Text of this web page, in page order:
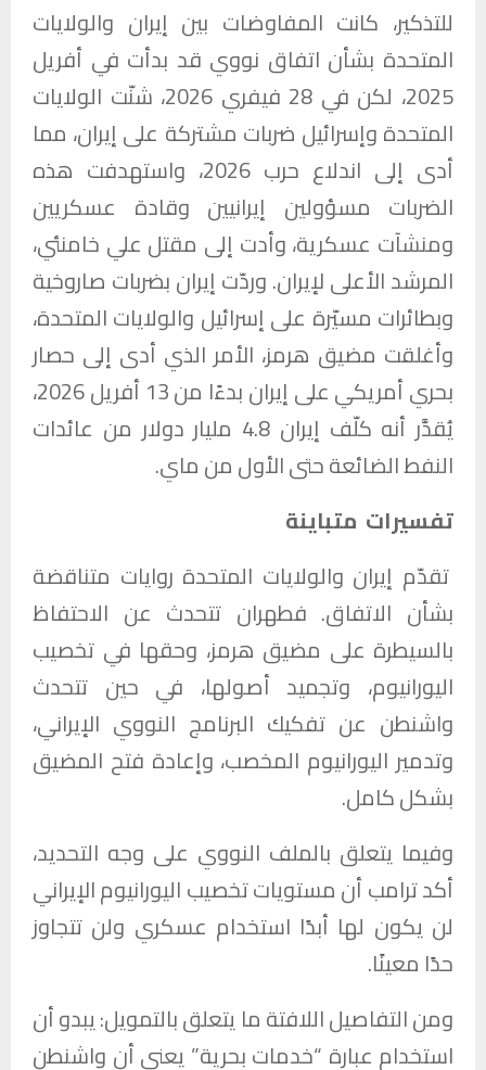
للتذكير، كانت المفاوضات بين إيران والولايات
المتحدة بشأن اتفاق نووي قد بدأت في أفريل
2025، لكن في 28 فيفري 2026، شنّت الولايات
المتحدة وإسرائيل ضربات مشتركة على إيران، مما
أدى إلى اندلاع حرب 2026، واستهدفت هذه
الضربات مسؤولين إيرانيين وقادة عسكريين
ومنشآت عسكرية، وأدت إلى مقتل علي خامنئي،
المرشد الأعلى لإيران. وردّت إيران بضربات صاروخية
وبطائرات مسيّرة على إسرائيل والولايات المتحدة،
وأغلقت مضيق هرمز، الأمر الذي أدى إلى حصار
بحري أمريكي على إيران بدءًا من 13 أفريل 2026،
يُقدَّر أنه كلّف إيران 4.8 مليار دولار من عائدات
النفط الضائعة حتى الأول من ماي.
تفسيرات متباينة
تقدّم إيران والولايات المتحدة روايات متناقضة
بشأن الاتفاق. فطهران تتحدث عن الاحتفاظ
بالسيطرة على مضيق هرمز، وحقها في تخصيب
اليورانيوم، وتجميد أصولها، في حين تتحدث
واشنطن عن تفكيك البرنامج النووي الإيراني،
وتدمير اليورانيوم المخصب، وإعادة فتح المضيق
بشكل كامل.
وفيما يتعلق بالملف النووي على وجه التحديد،
أكد ترامب أن مستويات تخصيب اليورانيوم الإيراني
لن يكون لها أبدًا استخدام عسكري ولن تتجاوز
حدًا معينًا.
ومن التفاصيل اللافتة ما يتعلق بالتمويل: يبدو أن
استخدام عبارة “خدمات بحرية” يعني أن واشنطن